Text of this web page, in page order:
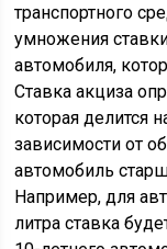
транспортного
умножения
автомобиля,
Ставка акциза
которая делится
зависимости от
автомобиль
Например, для
литра ставка